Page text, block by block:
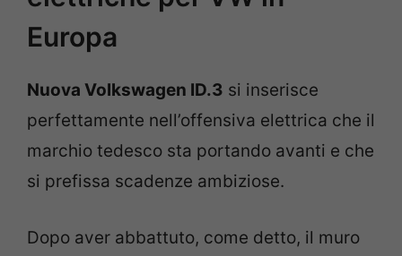
Europa
Nuova Volkswagen ID.3 si inserisce
perfettamente nell’offensiva elettrica che il
marchio tedesco sta portando avanti e che
si prefissa scadenze ambiziose.
Dopo aver abbattuto, come detto, il muro